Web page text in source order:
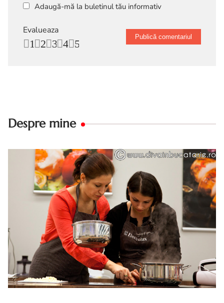
Adaugă-mă la buletinul tău informativ
Evalueaza
5
4
3
2
1
Despre mine